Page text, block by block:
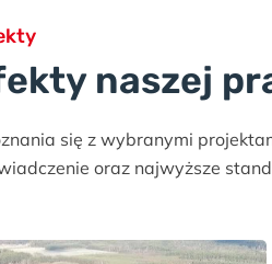
naszej
się z wybranymi
oraz najwyższe